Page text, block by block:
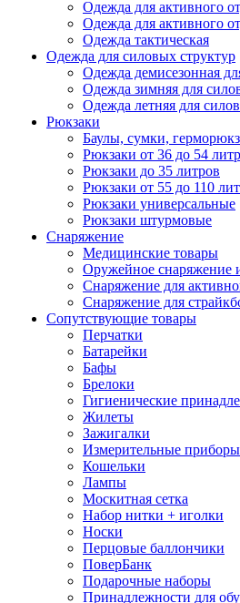
Одежда для активного
Одежда для активного
Одежда тактическая
Одежда для силовых структур
Одежда демисезонная
Одежда зимняя для
Одежда летняя для
Рюкзаки
Баулы, сумки,
Рюкзаки от 36 до 54
Рюкзаки до 35 литров
Рюкзаки от 55 до 110
Рюкзаки универсальные
Рюкзаки штурмовые
Снаряжение
Медицинские товары
Оружейное снаряжение
Снаряжение для
Снаряжение для
Сопутствующие товары
Перчатки
Батарейки
Бафы
Брелоки
Гигиенические
Жилеты
Зажигалки
Измерительные приборы
Кошельки
Лампы
Москитная сетка
Набор нитки + иголки
Носки
Перцовые баллончики
ПоверБанк
Подарочные наборы
Принадлежности для